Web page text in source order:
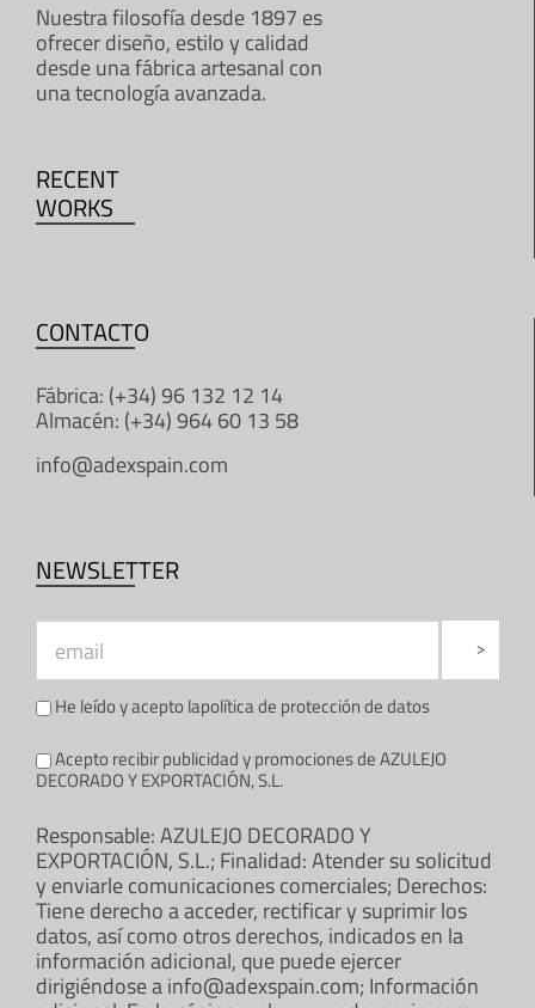
Nuestra filosofía desde 1897 es
ofrecer diseño, estilo y calidad
desde una fábrica artesanal con
una tecnología avanzada.
RECENT
WORKS
CONTACTO
Fábrica: (+34) 96 132 12 14
Almacén: (+34) 964 60 13 58
info@adexspain.com
NEWSLETTER
He leído y acepto lapolítica de protección de datos
Acepto recibir publicidad y promociones de AZULEJO
DECORADO Y EXPORTACIÓN, S.L.
Responsable: AZULEJO DECORADO Y
EXPORTACIÓN, S.L.; Finalidad: Atender su solicitud
y enviarle comunicaciones comerciales; Derechos:
Tiene derecho a acceder, rectificar y suprimir los
datos, así como otros derechos, indicados en la
información adicional, que puede ejercer
dirigiéndose a info@adexspain.com; Información